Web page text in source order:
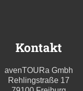
Kontakt
avenTOURa Gmbh
Rehlingstraße 17